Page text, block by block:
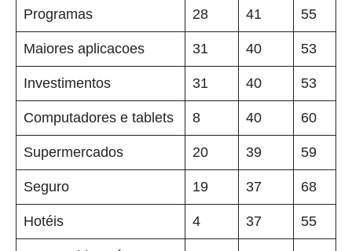
Programas 28 41 55
Maiores aplicacoes 31 40 53
Investimentos 31 40 53
Computadores e tablets 8 40 60
Supermercados 20 39 59
Seguro 19 37 68
Hotéis 4 37 55